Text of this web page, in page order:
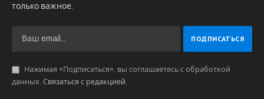
только важное.
Нажимая «Подписаться», вы соглашаетесь с обработкой
данных. Связаться с редакцией.